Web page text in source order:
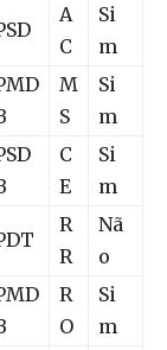
A
C
Si
m
M
S
Si
m
C
E
Si
m
R
R
Nã
o
R
O
Si
m